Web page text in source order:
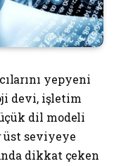
yepyeni
devi, işletim
dil modeli
seviyeye
dikkat çeken